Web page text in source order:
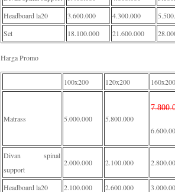
Headboard la20
3.600.000 4.300.000
Set
18.100.000 21.600.000
Harga Promo
100x200 120x200 160x200
Matrass 5.000.000 5.800.000
Divan spinal
support
2.000.000 2.100.000
Headboard la20 2.100.000 2.600.000